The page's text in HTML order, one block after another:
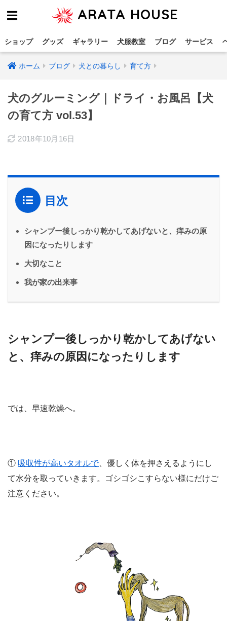
ARATA HOUSE
ショップ グッズ ギャラリー 犬服教室 ブログ サービス
ホーム ブログ 犬との暮らし 育て方
犬のグルーミング｜ドライ・お風呂【犬
の育て方 vol.53】
2018年10月16日
目次
シャンプー後しっかり乾かしてあげないと、痒みの原
因になったりします
大切なこと
我が家の出来事
シャンプー後しっかり乾かしてあげない
と、痒みの原因になったりします
では、早速乾燥へ。
① 吸収性が高いタオルで、優しく体を押さえるようにし
て水分を取っていきます。ゴシゴシこすらない様にだけご
注意ください。